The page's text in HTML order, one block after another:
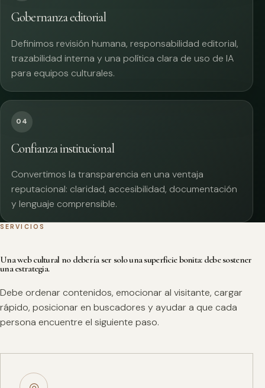
Gobernanza editorial
Definimos revisión humana, responsabilidad editorial,
trazabilidad interna y una política clara de uso de IA
para equipos culturales.
04
Confianza institucional
Convertimos la transparencia en una ventaja
reputacional: claridad, accesibilidad, documentación
y lenguaje comprensible.
SERVICIOS
Una web cultural no debería ser solo una superficie bonita: debe sostener
una estrategia.
Debe ordenar contenidos, emocionar al visitante, cargar
rápido, posicionar en buscadores y ayudar a que cada
persona encuentre el siguiente paso.